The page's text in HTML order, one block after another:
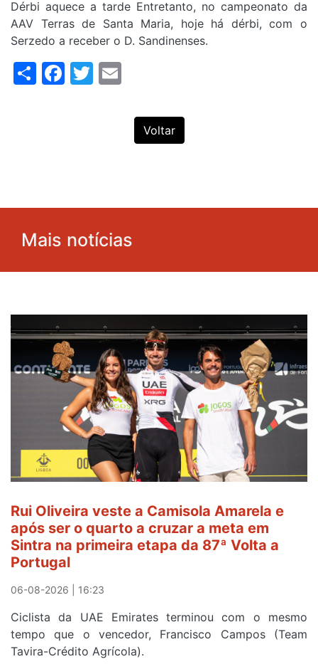
Dérbi aquece a tarde Entretanto, no campeonato da
AAV Terras de Santa Maria, hoje há dérbi, com o
Serzedo a receber o D. Sandinenses.
ShareFacebook
Twitter
Voltar
Mais notícias
Rui Oliveira veste a Camisola Amarela e
após ser o quarto a cruzar a meta em
Sintra na primeira etapa da 87ª Volta a
Portugal
06-08-2026 | 16:23
Ciclista da UAE Emirates terminou com o mesmo
tempo que o vencedor, Francisco Campos (Team
Tavira-Crédito Agrícola).